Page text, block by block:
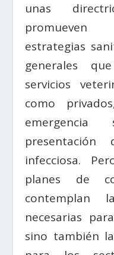
unas
estrategias
generales
servicios
como
infecciosa.
planes de
contemplan
necesarias
sino también